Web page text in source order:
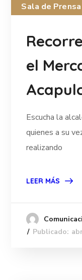
Sala de Prensa
el
Escucha la
quienes a su
realizando
LEER MÁS
Publicado: